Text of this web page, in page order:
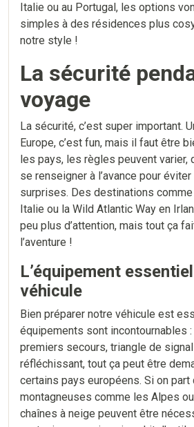
Italie ou au Portugal, les options
simples à des résidences plus
notre style !
La sécurité
voyage
La sécurité, c’est super important.
Europe, c’est fun, mais il faut être
les pays, les règles peuvent varier,
se renseigner à l’avance pour
surprises. Des destinations
Italie ou la Wild Atlantic Way en
peu plus d’attention, mais tout ça
l’aventure !
L’équipement
véhicule
Bien préparer notre véhicule est
équipements sont incontournables
premiers secours, triangle de
réfléchissant, tout ça peut être
certains pays européens. Si on
montagneuses comme les Alpes
chaînes à neige peuvent être